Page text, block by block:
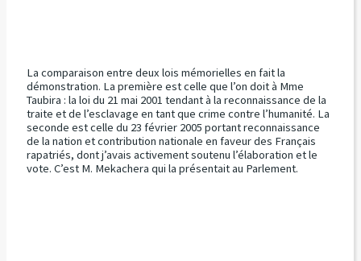
La comparaison entre deux lois mémorielles en fait la
démonstration. La première est celle que l’on doit à Mme
Taubira : la loi du 21 mai 2001 tendant à la reconnaissance de la
traite et de l’esclavage en tant que crime contre l’humanité. La
seconde est celle du 23 février 2005 portant reconnaissance
de la nation et contribution nationale en faveur des Français
rapatriés, dont j’avais activement soutenu l’élaboration et le
vote. C’est M. Mekachera qui la présentait au Parlement.